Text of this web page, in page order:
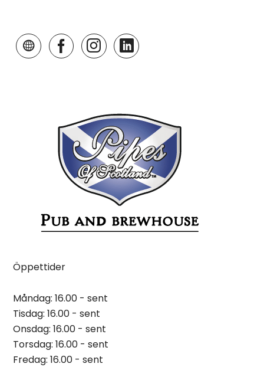
Öppettider
Måndag: 16.00 - sent
Tisdag: 16.00 - sent
Onsdag: 16.00 - sent
Torsdag: 16.00 - sent
Fredag: 16.00 - sent